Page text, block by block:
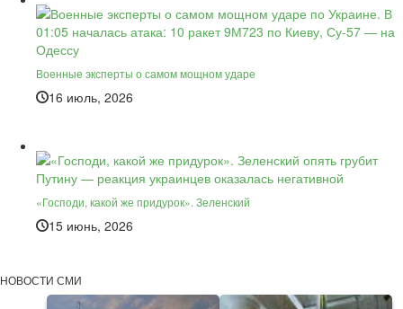
Военные эксперты о самом мощном ударе
16 июль, 2026
«Господи, какой же придурок». Зеленский
15 июнь, 2026
НОВОСТИ СМИ